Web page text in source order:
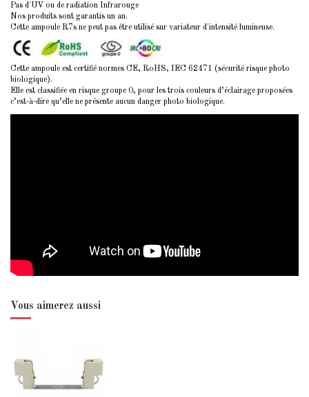
Pas d'UV ou de radiation Infrarouge
Nos produits sont garantis un an.
Cette ampoule R7s ne peut pas être utilisé sur variateur d'intensité lumineuse.
Cette ampoule est certifié normes CE, RoHS, IEC 62471 (sécurité risque photo
biologique).
Elle est classifiée en risque groupe 0, pour les trois couleurs d’éclairage proposées
c’est-à-dire qu’elle ne présente aucun danger photo biologique.
Vous aimerez aussi